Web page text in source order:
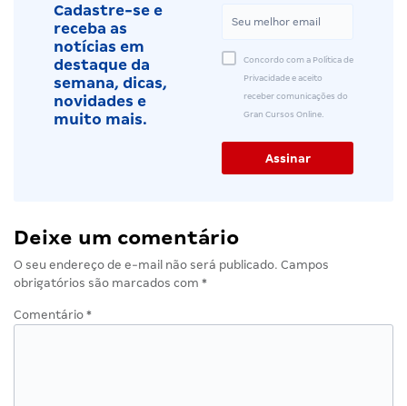
Cadastre-se e
receba as
notícias em
destaque da
semana, dicas,
novidades e
muito mais.
Concordo com a Política de
Privacidade e aceito
receber comunicações do
Gran Cursos Online.
Deixe um comentário
O seu endereço de e-mail não será publicado. Campos
obrigatórios são marcados com *
Comentário *